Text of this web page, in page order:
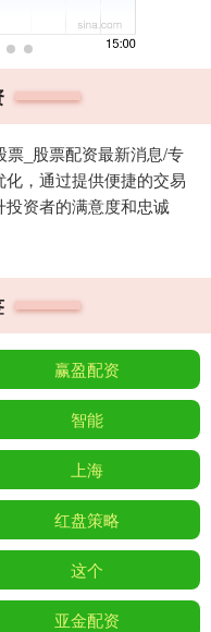
_股票配资最新消息/专
，通过提供便捷的交易
资者的满意度和忠诚
赢盈配资
智能
上海
红盘策略
这个
亚金配资